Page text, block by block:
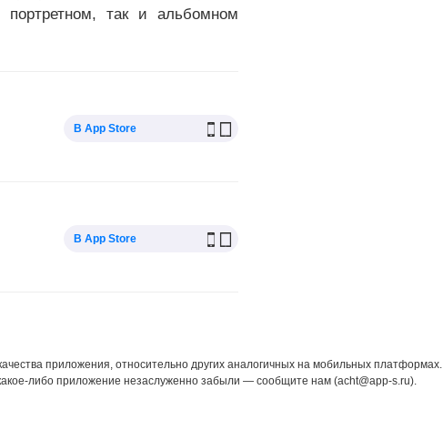
так и альбомном
В App Store
В App Store
приложения, относительно других аналогичных на мобильных платформах.
либо приложение незаслуженно забыли — сообщите нам (acht@app-s.ru).